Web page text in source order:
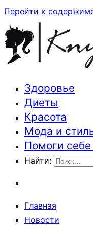
Перейти к
Траектория
Здоровье
Диеты
Красота
Мода и
Помоги
Найти:
Главная
Новости